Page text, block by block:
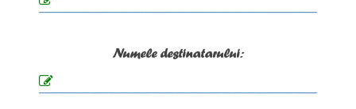
Numele destinatarului: